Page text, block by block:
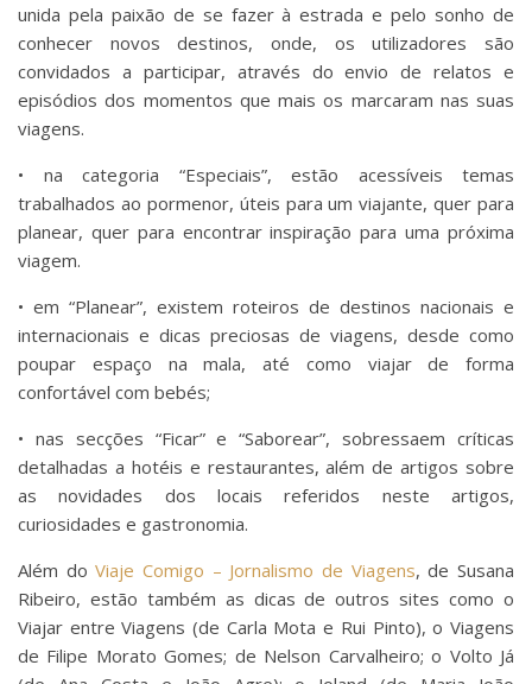
unida pela paixão de se fazer à estrada e pelo sonho de
conhecer novos destinos, onde, os utilizadores são
convidados a participar, através do envio de relatos e
episódios dos momentos que mais os marcaram nas suas
viagens.
• na categoria “Especiais”, estão acessíveis temas
trabalhados ao pormenor, úteis para um viajante, quer para
planear, quer para encontrar inspiração para uma próxima
viagem.
• em “Planear”, existem roteiros de destinos nacionais e
internacionais e dicas preciosas de viagens, desde como
poupar espaço na mala, até como viajar de forma
confortável com bebés;
• nas secções “Ficar” e “Saborear”, sobressaem críticas
detalhadas a hotéis e restaurantes, além de artigos sobre
as novidades dos locais referidos neste artigos,
curiosidades e gastronomia.
Além doViaje Comigo – Jornalismo de Viagens, de Susana
Ribeiro, estão também as dicas de outros sites como o
Viajar entre Viagens (de Carla Mota e Rui Pinto), o Viagens
de Filipe Morato Gomes; de Nelson Carvalheiro; o Volto Já